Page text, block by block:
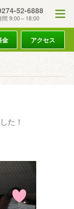
52-6888
間 9:00～18:00
金 アクセス
た！